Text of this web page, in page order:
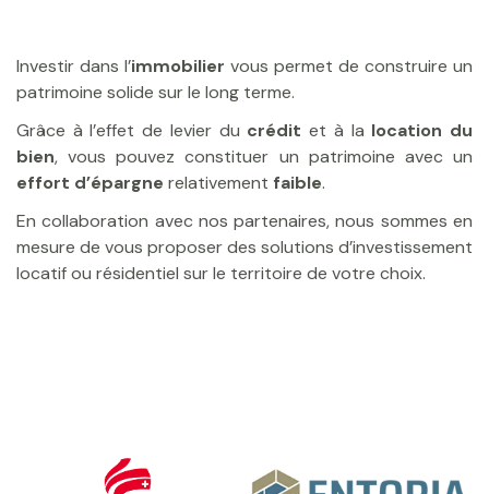
Investir dans l’immobilier vous permet de construire un
patrimoine solide sur le long terme.
Grâce à l’effet de levier du crédit et à la location du
bien, vous pouvez constituer un patrimoine avec un
effort d’épargne relativement faible.
En collaboration avec nos partenaires, nous sommes en
mesure de vous proposer des solutions d’investissement
locatif ou résidentiel sur le territoire de votre choix.